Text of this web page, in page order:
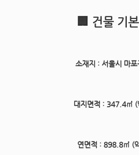
🏢 건물 기
소재지 : 서울시 마포
대지면적 : 347.4㎡ (
연면적: 898.8㎡ (